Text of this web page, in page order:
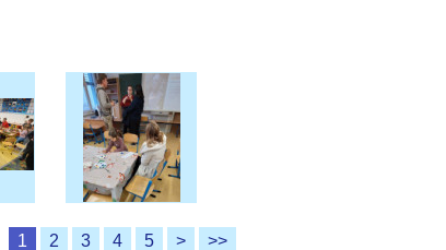
1 2 3 4 5 > >>